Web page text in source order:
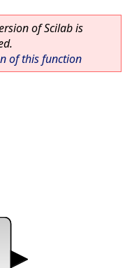
of Scilab is
of this function